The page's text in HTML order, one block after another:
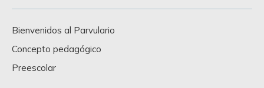
Bienvenidos al Parvulario
Concepto pedagógico
Preescolar